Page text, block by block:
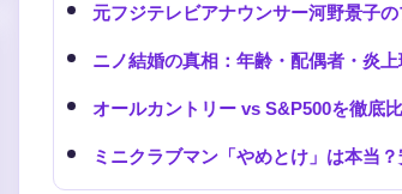
元フジテレビアナウンサー河野景子
ニノ結婚の真相：年齢・配偶者・炎
オールカントリー vs S&P500を徹底
ミニクラブマン「やめとけ」は本当